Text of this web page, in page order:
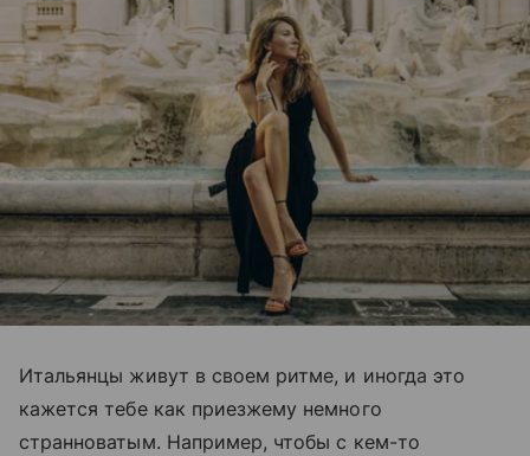
Итальянцы живут в своем ритме, и иногда это
кажется тебе как приезжему немного
странноватым. Например, чтобы с кем-то